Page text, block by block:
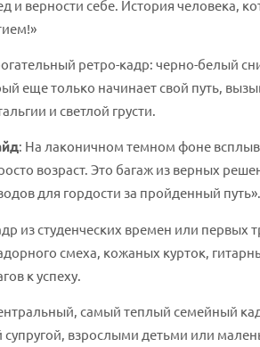
и верности себе. История человека,
ретро-кадр: черно-белый
еще только начинает свой путь,
и светлой грусти.
: На лаконичном темном фоне
возраст. Это багаж из верных
для гордости за пройденный путь».
из студенческих времен или первых
смеха, кожаных курток,
к успеху.
самый теплый семейный
взрослыми детьми или